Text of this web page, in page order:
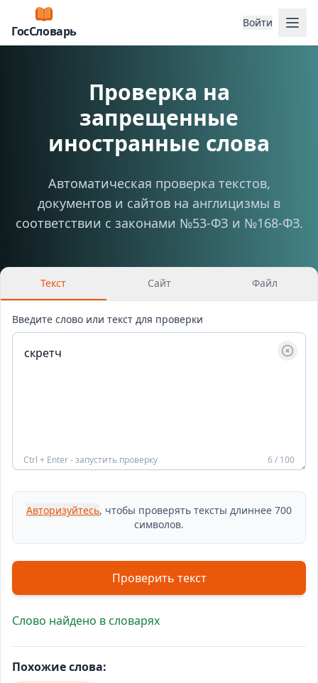
ГосСловарь
Войти
Проверка на
запрещенные
иностранные слова
Автоматическая проверка текстов,
документов и сайтов на англицизмы в
соответствии с законами №53-ФЗ и №168-ФЗ.
Текст Сайт Файл
Введите слово или текст для проверки
Ctrl + Enter - запустить проверку 6 / 100
Авторизуйтесь, чтобы проверять тексты длиннее 700
символов.
Проверить текст
Слово найдено в словарях
Похожие слова: